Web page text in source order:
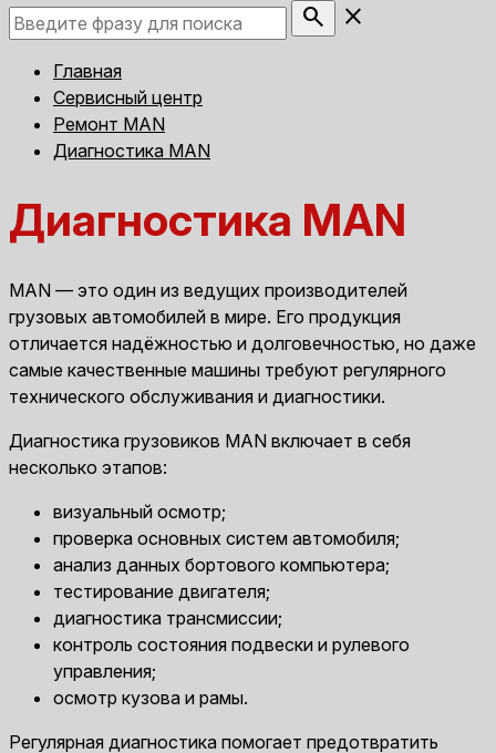
search close
Главная
Сервисный центр
Ремонт MAN
Диагностика MAN
Диагностика MAN
MAN — это один из ведущих производителей
грузовых автомобилей в мире. Его продукция
отличается надёжностью и долговечностью, но даже
самые качественные машины требуют регулярного
технического обслуживания и диагностики.
Диагностика грузовиков MAN включает в себя
несколько этапов:
визуальный осмотр;
проверка основных систем автомобиля;
анализ данных бортового компьютера;
тестирование двигателя;
диагностика трансмиссии;
контроль состояния подвески и рулевого
управления;
осмотр кузова и рамы.
Регулярная диагностика помогает предотвратить